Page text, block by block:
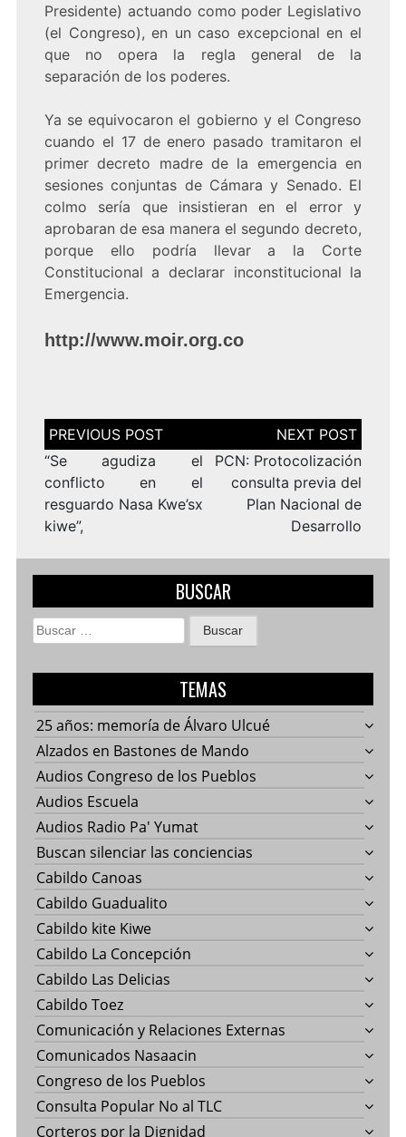
Presidente) actuando como poder Legislativo
(el Congreso), en un caso excepcional en el
que no opera la regla general de la
separación de los poderes.
Ya se equivocaron el gobierno y el Congreso
cuando el 17 de enero pasado tramitaron el
primer decreto madre de la emergencia en
sesiones conjuntas de Cámara y Senado. El
colmo sería que insistieran en el error y
aprobaran de esa manera el segundo decreto,
porque ello podría llevar a la Corte
Constitucional a declarar inconstitucional la
Emergencia.
http://www.moir.org.co
Navegación
de
entradas
“Se agudiza el
conflicto en el
resguardo Nasa Kwe’sx
kiwe”,
PCN: Protocolización
consulta previa del
Plan Nacional de
Desarrollo
BUSCAR
Buscar:
TEMAS
25 años: memoría de Álvaro Ulcué
Alzados en Bastones de Mando
Audios Congreso de los Pueblos
Audios Escuela
Audios Radio Pa' Yumat
Buscan silenciar las conciencias
Cabildo Canoas
Cabildo Guadualito
Cabildo kite Kiwe
Cabildo La Concepción
Cabildo Las Delicias
Cabildo Toez
Comunicación y Relaciones Externas
Comunicados Nasaacin
Congreso de los Pueblos
Consulta Popular No al TLC
Corteros por la Dignidad